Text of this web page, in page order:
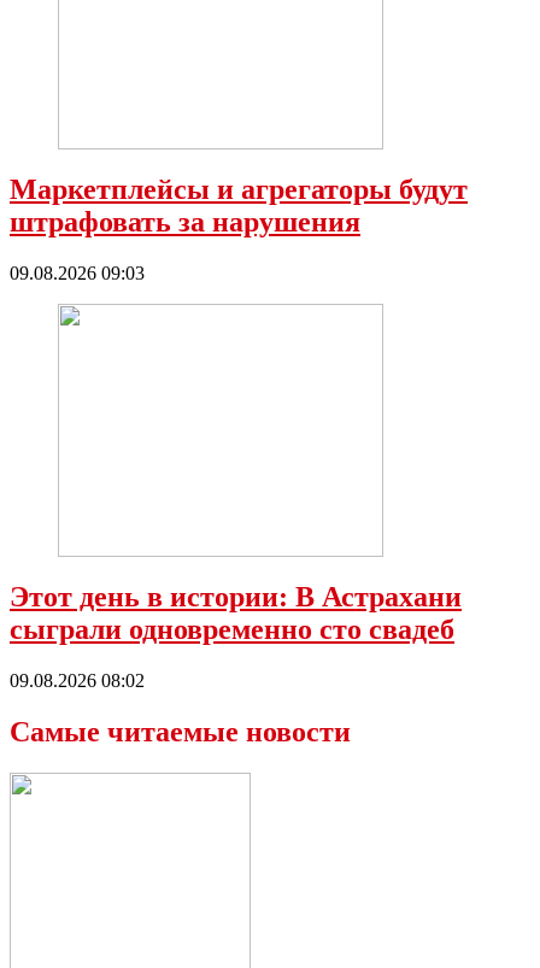
Маркетплейсы и агрегаторы будут
штрафовать за нарушения
09.08.2026 09:03
Этот день в истории: В Астрахани
сыграли одновременно сто свадеб
09.08.2026 08:02
Самые читаемые новости